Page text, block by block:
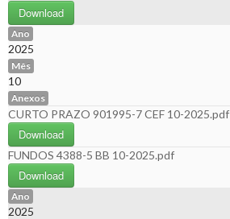
Download
Ano
2025
Mês
10
Anexos
CURTO PRAZO 901995-7 CEF 10-2025.pdf
Download
FUNDOS 4388-5 BB 10-2025.pdf
Download
Ano
2025